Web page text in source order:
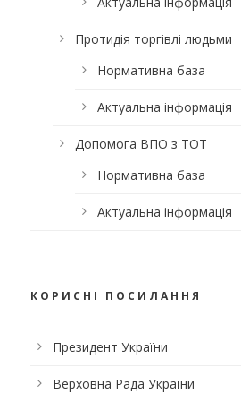
Протидія торгівлі людьми
Нормативна база
Актуальна інформація
Допомога ВПО з ТОТ
Нормативна база
Актуальна інформація
КОРИСНІ ПОСИЛАННЯ
Президент України
Верховна Рада України